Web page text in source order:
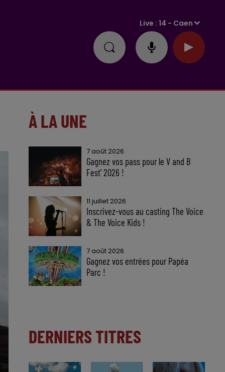
Live :14 - Caen
À LA UNE
7 août 2026
Gagnez vos pass pour le V and B
Fest' 2026 !
11 juillet 2026
Inscrivez-vous au casting The Voice
& The Voice Kids !
7 août 2026
Gagnez vos entrées pour Papéa
Parc !
DERNIERS TITRES